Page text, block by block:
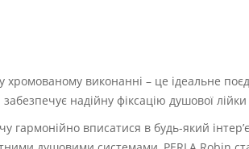
виконанні – це ідеальне
надійну фіксацію душової
вписатися в будь-який